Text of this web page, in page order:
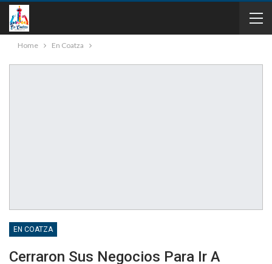
Home En Coatza
EN COATZA
Cerraron Sus Negocios Para Ir A